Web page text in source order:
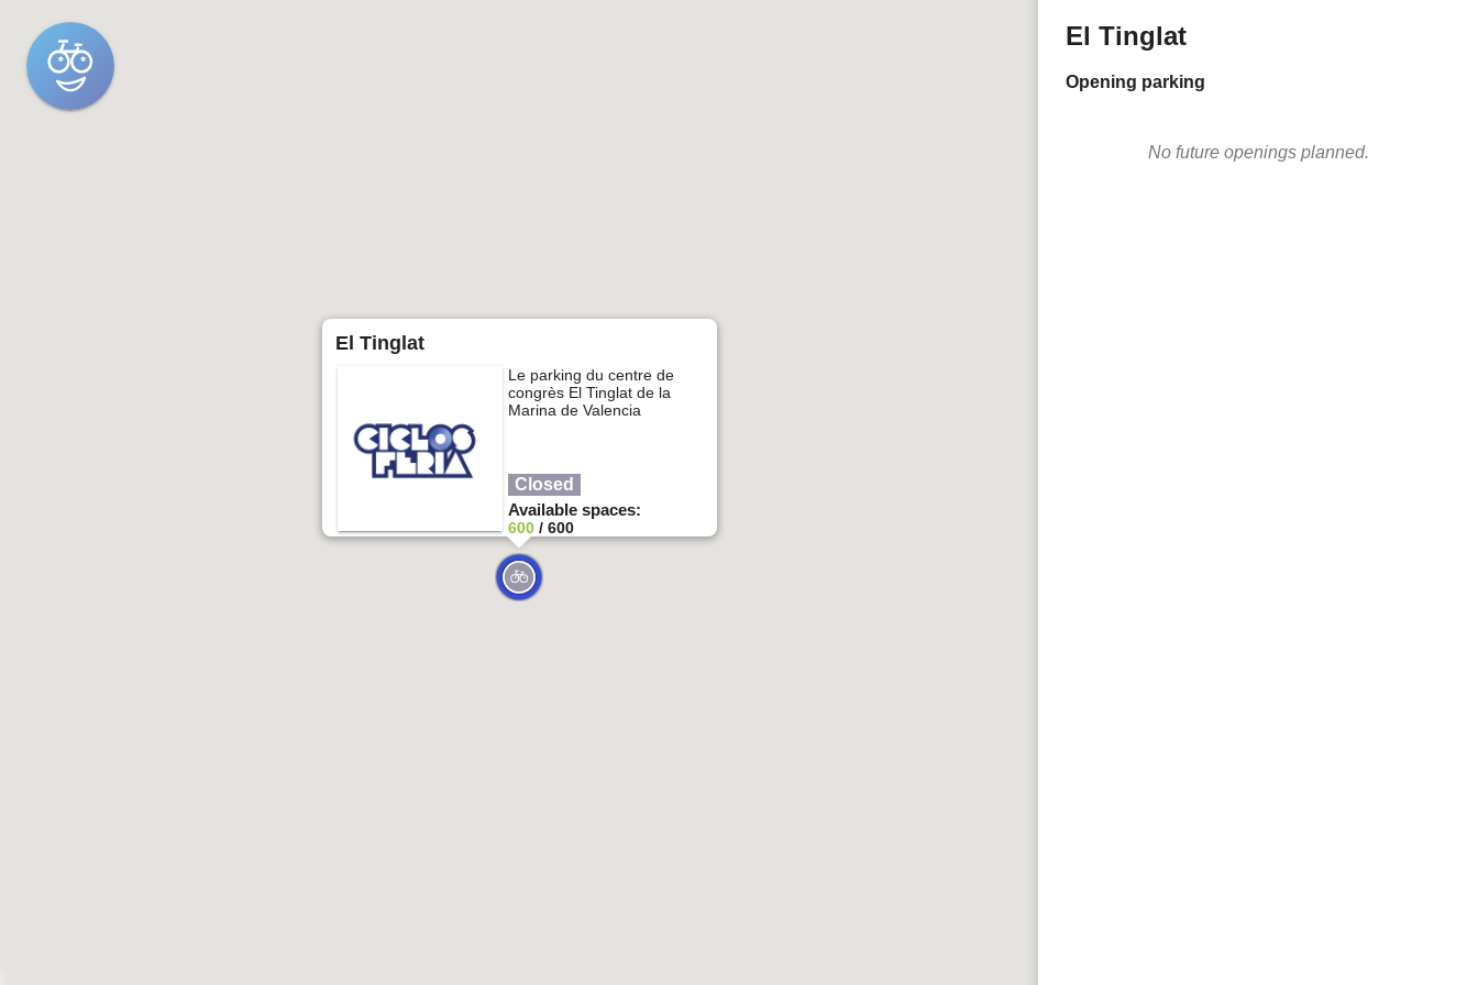
El Tinglat
Le parking du centre de
congrès El Tinglat de la
Marina de Valencia
Closed
Available spaces:
600/ 600
El Tinglat
Opening parking
No future openings planned.